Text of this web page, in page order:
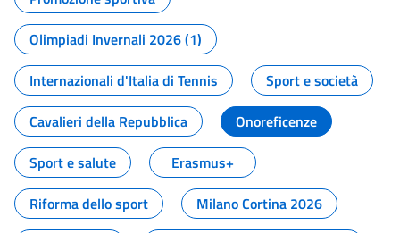
Olimpiadi Invernali 2026 (1)
Internazionali d'Italia di Tennis
Sport e società
Cavalieri della Repubblica
Onoreficenze
Sport e salute
Erasmus+
Riforma dello sport
Milano Cortina 2026